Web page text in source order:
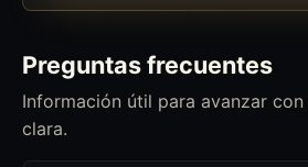
Preguntas frecuentes
Información útil para avanzar
clara.